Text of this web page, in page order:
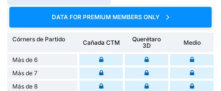
DATA FOR PREMIUM MEMBERS ONLY
Córners de Partido Cañada CTM
Querétaro
3D
Medio
Más de 6
Más de 7
Más de 8